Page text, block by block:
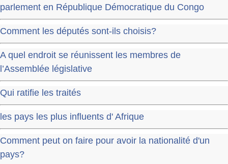
parlement en République Démocratique du Congo
Comment les députés sont-ils choisis?
A quel endroit se réunissent les membres de
l’Assemblée législative
Qui ratifie les traités
les pays les plus influents d' Afrique
Comment peut on faire pour avoir la nationalité d'un
pays?